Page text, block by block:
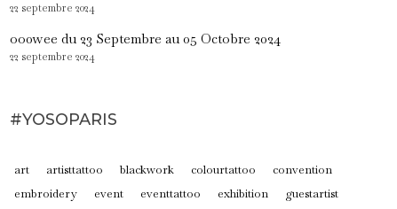
22 septembre 2024
oo0wee du 23 Septembre au 05 Octobre 2024
22 septembre 2024
#YOSOPARIS
art artisttattoo blackwork colourtattoo
convention
embroidery
event eventtattoo exhibition
guestartist